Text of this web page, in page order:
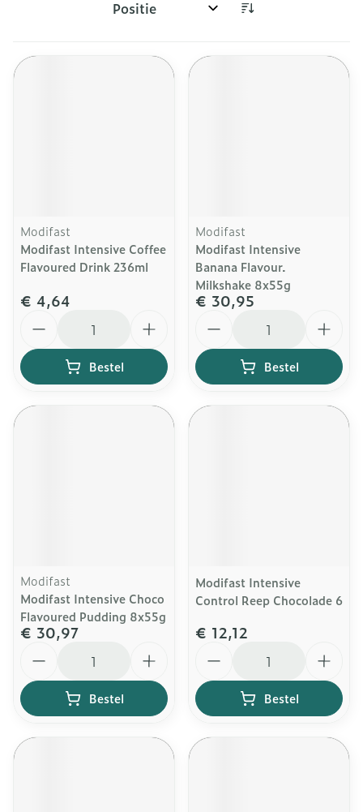
Sorteer op:
Modifast
Modifast Intensive Coffee
Flavoured Drink 236ml
€ 4,64
Bestel
Modifast
Modifast Intensive
Banana Flavour.
Milkshake 8x55g
€ 30,95
Bestel
Modifast
Modifast Intensive Choco
Flavoured Pudding 8x55g
€ 30,97
Bestel
Modifast Intensive
Control Reep Chocolade 6
€ 12,12
Bestel